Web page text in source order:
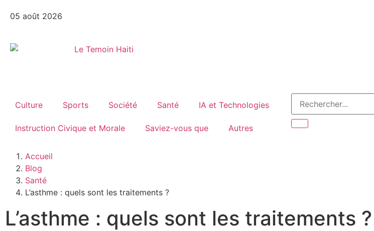
05 août 2026
Culture Sports Société Santé IA et Technologies
Instruction Civique et Morale Saviez-vous que Autres
Accueil
Blog
Santé
L’asthme : quels sont les traitements ?
L’asthme : quels sont les traitements ?